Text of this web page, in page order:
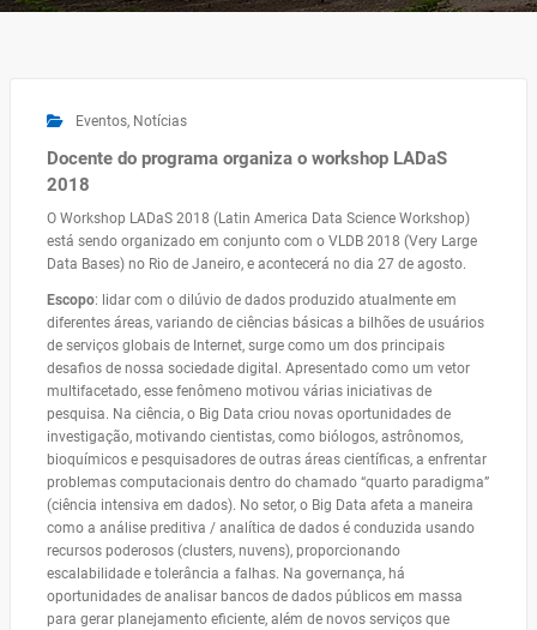
Eventos, Notícias
Docente do programa organiza o workshop LADaS
2018
O Workshop LADaS 2018 (Latin America Data Science Workshop)
está sendo organizado em conjunto com o VLDB 2018 (Very Large
Data Bases) no Rio de Janeiro, e acontecerá no dia 27 de agosto.
Escopo: lidar com o dilúvio de dados produzido atualmente em
diferentes áreas, variando de ciências básicas a bilhões de usuários
de serviços globais de Internet, surge como um dos principais
desafios de nossa sociedade digital. Apresentado como um vetor
multifacetado, esse fenômeno motivou várias iniciativas de
pesquisa. Na ciência, o Big Data criou novas oportunidades de
investigação, motivando cientistas, como biólogos, astrônomos,
bioquímicos e pesquisadores de outras áreas científicas, a enfrentar
problemas computacionais dentro do chamado “quarto paradigma”
(ciência intensiva em dados). No setor, o Big Data afeta a maneira
como a análise preditiva / analítica de dados é conduzida usando
recursos poderosos (clusters, nuvens), proporcionando
escalabilidade e tolerância a falhas. Na governança, há
oportunidades de analisar bancos de dados públicos em massa
para gerar planejamento eficiente, além de novos serviços que